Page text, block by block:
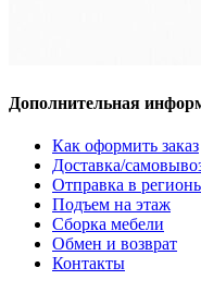
Дополнительная
Как оформить заказ
Доставка/
Отправка в
Подъем на этаж
Сборка мебели
Обмен и возврат
Контакты